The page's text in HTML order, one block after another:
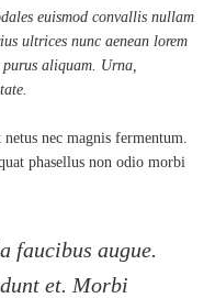
euismod convallis nullam
ultrices nunc aenean lorem
purus aliquam. Urna,
nec magnis fermentum.
phasellus non odio morbi
faucibus augue.
et. Morbi